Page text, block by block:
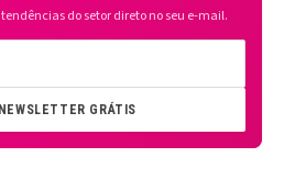
do setor direto no seu e-mail.
GRÁTIS